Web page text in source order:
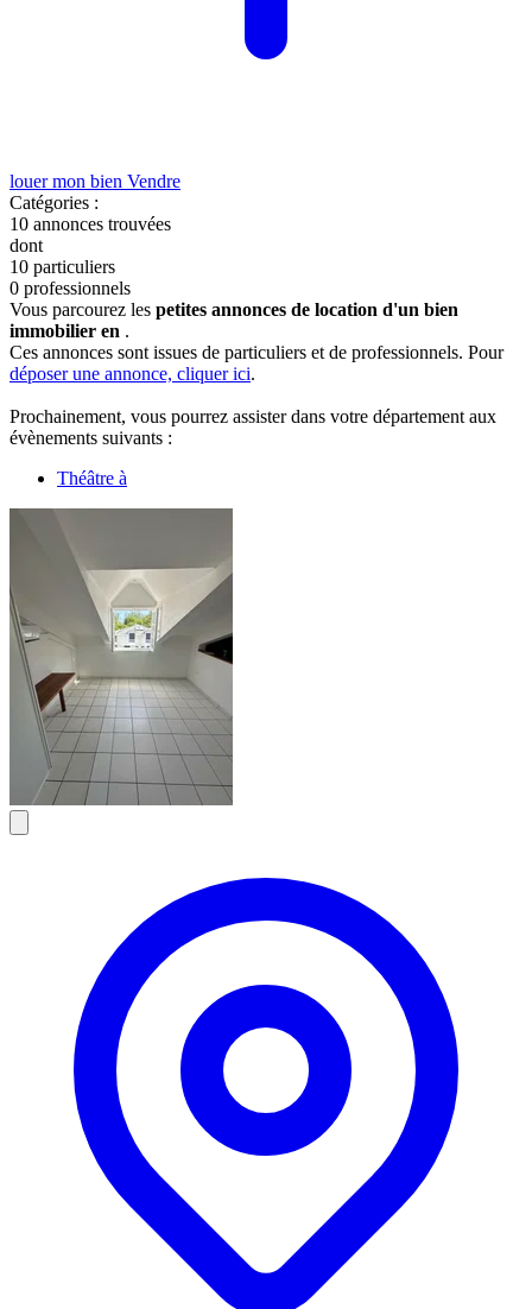
louer mon bien Vendre
Catégories :
10 annonces trouvées
dont
10 particuliers
0 professionnels
Vous parcourez les petites annonces de location d'un bien
immobilier en .
Ces annonces sont issues de particuliers et de professionnels. Pour
déposer une annonce, cliquer ici.
Prochainement, vous pourrez assister dans votre département aux
évènements suivants :
Théâtre à